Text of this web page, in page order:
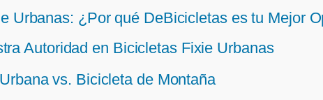
Urbanas: ¿Por qué DeBicicletas es tu Mejor
Autoridad en Bicicletas Fixie Urbanas
vs. Bicicleta de Montaña